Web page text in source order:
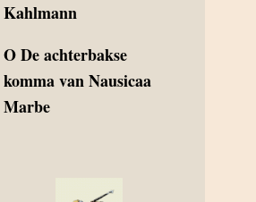
Kahlmann
ODe achterbakse
komma van Nausicaa
Marbe